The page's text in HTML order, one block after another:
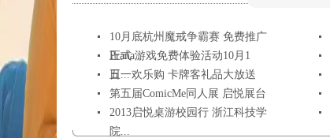
10月底杭州魔戒争霸赛 免费推广
正式...
Prana游戏免费体验活动10月1
日...
五一欢乐购 卡牌客礼品大放送
第五届ComicMe同人展 启悦展台
2013启悦桌游校园行 浙江科技学
院...